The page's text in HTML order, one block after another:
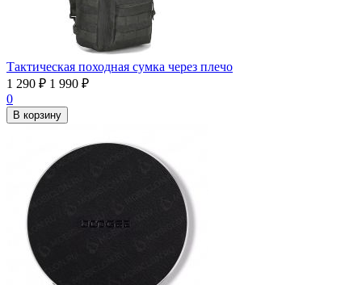
Тактическая походная сумка через плечо
1 290 ₽ 1 990 ₽
0
В корзину